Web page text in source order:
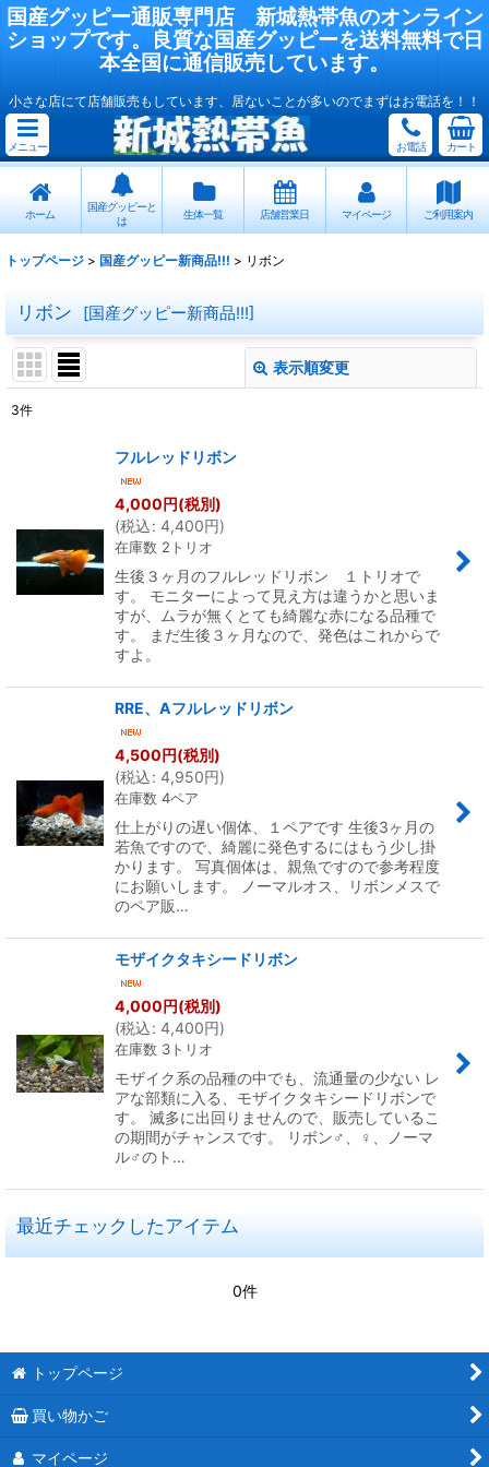
国産グッピー通販専門店 新城熱帯魚のオンライン
ショップです。良質な国産グッピーを送料無料で日
本全国に通信販売しています。
小さな店にて店舗販売もしています、居ないことが多いのでまずはお電話を！！
メニュー お電話 カート
ホーム
国産グッピーと
は
生体一覧 店舗営業日 マイページ ご利用案内
トップページ > 国産グッピー新商品!!! > リボン
リボン [国産グッピー新商品!!!]
表示順変更
並び順:
絞り込む
3件
フルレッドリボン
4,000円(税別)
(税込: 4,400円)
在庫数 2トリオ
生後３ヶ月のフルレッドリボン １トリオで
す。 モニターによって見え方は違うかと思いま
すが、ムラが無くとても綺麗な赤になる品種で
す。 まだ生後３ヶ月なので、発色はこれからで
すよ。
RRE、Aフルレッドリボン
4,500円(税別)
(税込: 4,950円)
在庫数 4ペア
仕上がりの遅い個体、１ペアです 生後3ヶ月の
若魚ですので、綺麗に発色するにはもう少し掛
かります。 写真個体は、親魚ですので参考程度
にお願いします。 ノーマルオス、リボンメスで
のペア販…
モザイクタキシードリボン
4,000円(税別)
(税込: 4,400円)
在庫数 3トリオ
モザイク系の品種の中でも、流通量の少ない レ
アな部類に入る、モザイクタキシードリボンで
す。 滅多に出回りませんので、販売しているこ
の期間がチャンスです。 リボン♂、♀、ノーマ
ル♂のト…
最近チェックしたアイテム
0件
トップページ
買い物かご
マイページ